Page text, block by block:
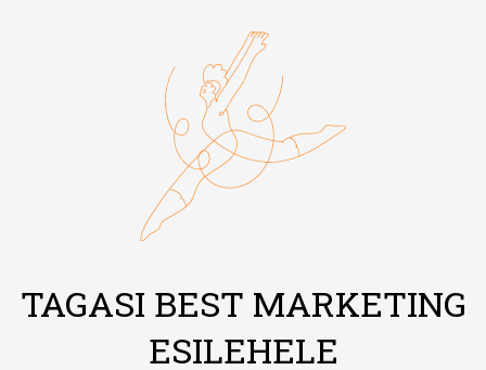
TAGASI BEST MARKETING
ESILEHELE